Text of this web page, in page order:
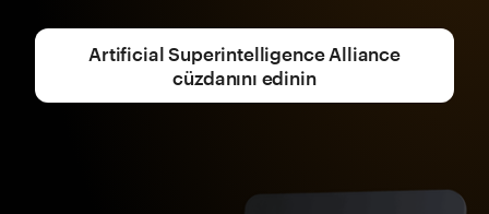
Artificial Superintelligence Alliance
cüzdanını edinin